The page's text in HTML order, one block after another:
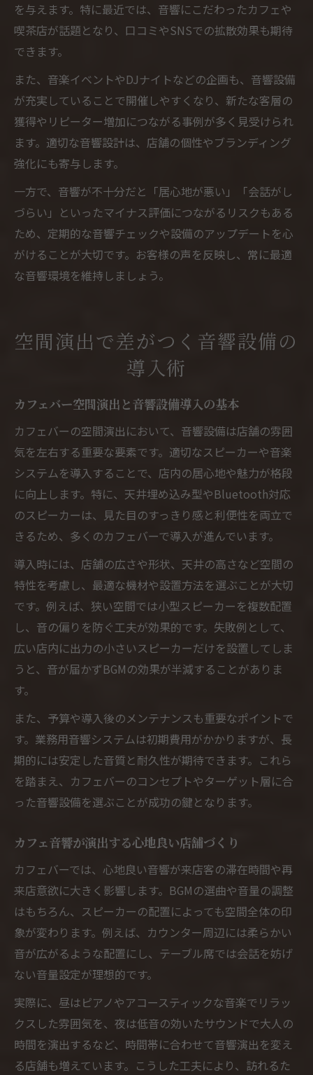
を与えます。特に最近では、音響にこだわったカフェや
喫茶店が話題となり、口コミやSNSでの拡散効果も期待
できます。
また、音楽イベントやDJナイトなどの企画も、音響設備
が充実していることで開催しやすくなり、新たな客層の
獲得やリピーター増加につながる事例が多く見受けられ
ます。適切な音響設計は、店舗の個性やブランディング
強化にも寄与します。
一方で、音響が不十分だと「居心地が悪い」「会話がし
づらい」といったマイナス評価につながるリスクもある
ため、定期的な音響チェックや設備のアップデートを心
がけることが大切です。お客様の声を反映し、常に最適
な音響環境を維持しましょう。
空間演出で差がつく音響設備の
導入術
カフェバー空間演出と音響設備導入の基本
カフェバーの空間演出において、音響設備は店舗の雰囲
気を左右する重要な要素です。適切なスピーカーや音楽
システムを導入することで、店内の居心地や魅力が格段
に向上します。特に、天井埋め込み型やBluetooth対応
のスピーカーは、見た目のすっきり感と利便性を両立で
きるため、多くのカフェバーで導入が進んでいます。
導入時には、店舗の広さや形状、天井の高さなど空間の
特性を考慮し、最適な機材や設置方法を選ぶことが大切
です。例えば、狭い空間では小型スピーカーを複数配置
し、音の偏りを防ぐ工夫が効果的です。失敗例として、
広い店内に出力の小さいスピーカーだけを設置してしま
うと、音が届かずBGMの効果が半減することがありま
す。
また、予算や導入後のメンテナンスも重要なポイントで
す。業務用音響システムは初期費用がかかりますが、長
期的には安定した音質と耐久性が期待できます。これら
を踏まえ、カフェバーのコンセプトやターゲット層に合
った音響設備を選ぶことが成功の鍵となります。
カフェ音響が演出する心地良い店舗づくり
カフェバーでは、心地良い音響が来店客の滞在時間や再
来店意欲に大きく影響します。BGMの選曲や音量の調整
はもちろん、スピーカーの配置によっても空間全体の印
象が変わります。例えば、カウンター周辺には柔らかい
音が広がるような配置にし、テーブル席では会話を妨げ
ない音量設定が理想的です。
実際に、昼はピアノやアコースティックな音楽でリラッ
クスした雰囲気を、夜は低音の効いたサウンドで大人の
時間を演出するなど、時間帯に合わせて音響演出を変え
る店舗も増えています。こうした工夫により、訪れるた